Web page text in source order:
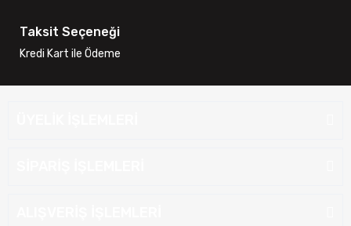
Taksit Seçeneği
Kredi Kart ile Ödeme